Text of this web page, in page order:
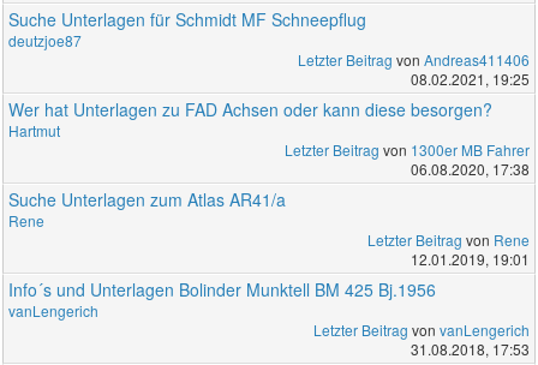
Suche Unterlagen für Schmidt MF Schneepflug
deutzjoe87
Letzter Beitrag von Andreas411406
08.02.2021, 19:25
Wer hat Unterlagen zu FAD Achsen oder kann diese besorgen?
Hartmut
Letzter Beitrag von 1300er MB Fahrer
06.08.2020, 17:38
Suche Unterlagen zum Atlas AR41/a
Rene
Letzter Beitrag von Rene
12.01.2019, 19:01
Info´s und Unterlagen Bolinder Munktell BM 425 Bj.1956
vanLengerich
Letzter Beitrag von vanLengerich
31.08.2018, 17:53